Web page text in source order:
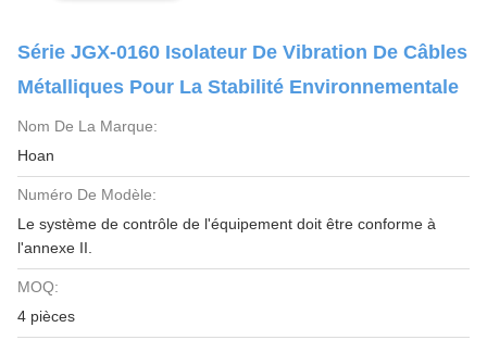
Série JGX-0160 Isolateur De Vibration De Câbles
Métalliques Pour La Stabilité Environnementale
Nom De La Marque:
Hoan
Numéro De Modèle:
Le système de contrôle de l'équipement doit être conforme à
l'annexe II.
MOQ:
4 pièces